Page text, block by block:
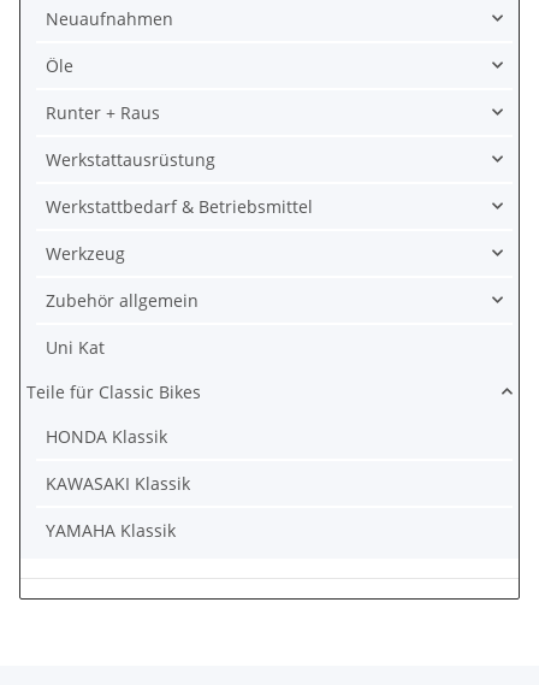
Neuaufnahmen
Öle
Runter + Raus
Werkstattausrüstung
Werkstattbedarf & Betriebsmittel
Werkzeug
Zubehör allgemein
Uni Kat
Teile für Classic Bikes
HONDA Klassik
KAWASAKI Klassik
YAMAHA Klassik